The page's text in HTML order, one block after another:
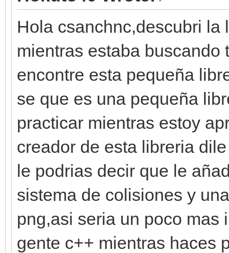
Hola csanchnc,descubri
mientras estaba buscando
encontre esta pequeña
se que es una pequeña
practicar mientras estoy
creador de esta libreria
le podrias decir que le
sistema de colisiones y
png,asi seria un poco mas
gente c++ mientras haces